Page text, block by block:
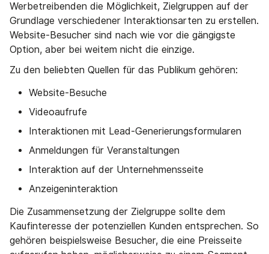
Werbetreibenden die Möglichkeit, Zielgruppen auf der
Grundlage verschiedener Interaktionsarten zu erstellen.
Website-Besucher sind nach wie vor die gängigste
Option, aber bei weitem nicht die einzige.
Zu den beliebten Quellen für das Publikum gehören:
Website-Besuche
Videoaufrufe
Interaktionen mit Lead-Generierungsformularen
Anmeldungen für Veranstaltungen
Interaktion auf der Unternehmensseite
Anzeigeninteraktion
Die Zusammensetzung der Zielgruppe sollte dem
Kaufinteresse der potenziellen Kunden entsprechen. So
gehören beispielsweise Besucher, die eine Preisseite